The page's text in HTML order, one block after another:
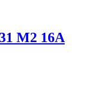
М2 16А